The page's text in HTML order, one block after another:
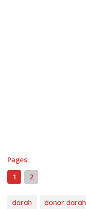
Pages:
1
2
darah donor darah